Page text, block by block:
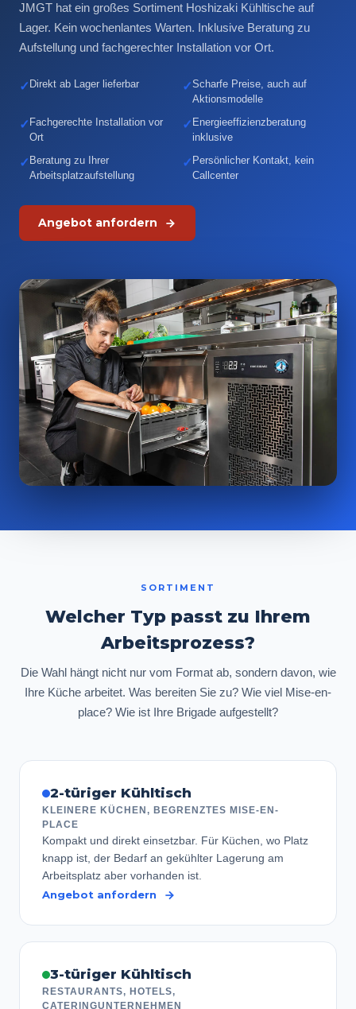
JMGT hat ein großes Sortiment Hoshizaki Kühltische auf
Lager. Kein wochenlantes Warten. Inklusive Beratung zu
Aufstellung und fachgerechter Installation vor Ort.
✓ Direkt ab Lager lieferbar ✓Scharfe Preise, auch auf
Aktionsmodelle
✓ Fachgerechte Installation vor
Ort
✓ Energieeffizienzberatung
inklusive
✓ Beratung zu Ihrer
Arbeitsplatzaufstellung
✓ Persönlicher Kontakt, kein
Callcenter
Angebot anfordern
SORTIMENT
Welcher Typ passt zu Ihrem
Arbeitsprozess?
Die Wahl hängt nicht nur vom Format ab, sondern davon, wie
Ihre Küche arbeitet. Was bereiten Sie zu? Wie viel Mise-en-
place? Wie ist Ihre Brigade aufgestellt?
2-türiger Kühltisch
KLEINERE KÜCHEN, BEGRENZTES MISE-EN-
PLACE
Kompakt und direkt einsetzbar. Für Küchen, wo Platz
knapp ist, der Bedarf an gekühlter Lagerung am
Arbeitsplatz aber vorhanden ist.
Angebot anfordern
3-türiger Kühltisch
RESTAURANTS, HOTELS,
CATERINGUNTERNEHMEN